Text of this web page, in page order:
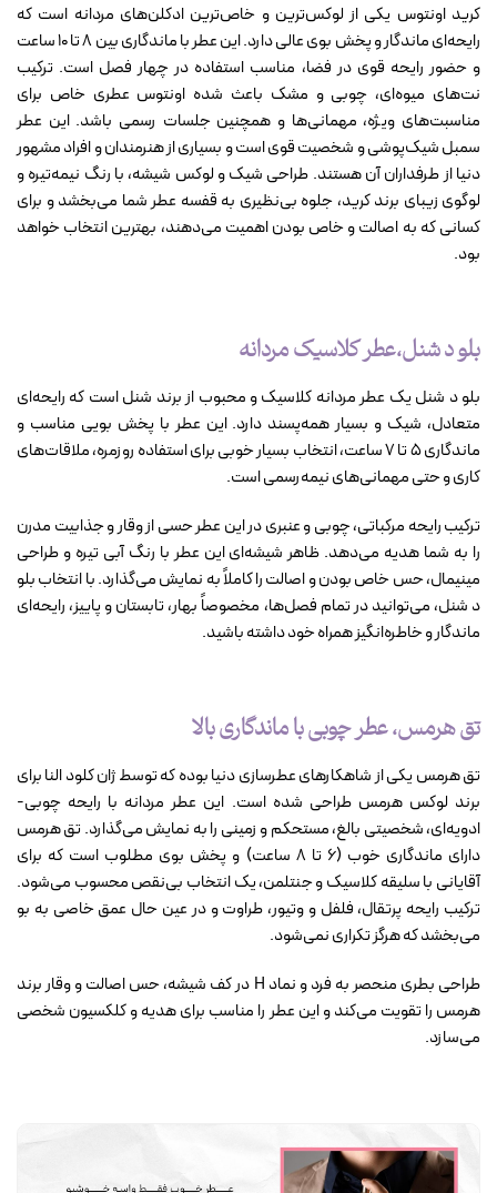
کرید اونتوس یکی از لوکس‌ترین و خاص‌ترین ادکلن‌های مردانه است که
رایحه‌ای ماندگار و پخش بوی عالی دارد. این عطر با ماندگاری بین ۸ تا ۱۰ ساعت
و حضور رایحه قوی در فضا، مناسب استفاده در چهار فصل است. ترکیب
نت‌های میوه‌ای، چوبی و مشک باعث شده اونتوس عطری خاص برای
مناسبت‌های ویژه، مهمانی‌ها و همچنین جلسات رسمی باشد. این عطر
سمبل شیک‌پوشی و شخصیت قوی است و بسیاری از هنرمندان و افراد مشهور
دنیا از طرفداران آن هستند. طراحی شیک و لوکس شیشه، با رنگ نیمه‌تیره و
لوگوی زیبای برند کرید، جلوه بی‌نظیری به قفسه عطر شما می‌بخشد و برای
کسانی که به اصالت و خاص بودن اهمیت می‌دهند، بهترین انتخاب خواهد
بود.
بلو د شنل،عطر کلاسیک مردانه
بلو د شنل یک عطر مردانه کلاسیک و محبوب از برند شنل است که رایحه‌ای
متعادل، شیک و بسیار همه‌پسند دارد. این عطر با پخش بویی مناسب و
ماندگاری ۵ تا ۷ ساعت، انتخاب بسیار خوبی برای استفاده روزمره، ملاقات‌های
کاری و حتی مهمانی‌های نیمه‌رسمی است.
ترکیب رایحه مرکباتی، چوبی و عنبری در این عطر حسی از وقار و جذابیت مدرن
را به شما هدیه می‌دهد. ظاهر شیشه‌ای این عطر با رنگ آبی تیره و طراحی
مینیمال، حس خاص بودن و اصالت را کاملاً به نمایش می‌گذارد. با انتخاب بلو
د شنل، می‌توانید در تمام فصل‌ها، مخصوصاً بهار، تابستان و پاییز، رایحه‌ای
ماندگار و خاطره‌انگیز همراه خود داشته باشید.
تق هرمس، عطر چوبی با ماندگاری بالا
تق هرمس یکی از شاهکارهای عطرسازی دنیا بوده که توسط ژان کلود النا برای
برند لوکس هرمس طراحی شده است. این عطر مردانه با رایحه چوبی-
ادویه‌ای، شخصیتی بالغ، مستحکم و زمینی را به نمایش می‌گذارد. تق هرمس
دارای ماندگاری خوب (۶ تا ۸ ساعت) و پخش بوی مطلوب است که برای
آقایانی با سلیقه کلاسیک و جنتلمن، یک انتخاب بی‌نقص محسوب می‌شود.
ترکیب رایحه پرتقال، فلفل و وتیور، طراوت و در عین حال عمق خاصی به بو
می‌بخشد که هرگز تکراری نمی‌شود.
طراحی بطری منحصر به فرد و نماد H در کف شیشه، حس اصالت و وقار برند
هرمس را تقویت می‌کند و این عطر را مناسب برای هدیه و کلکسیون شخصی
می‌سازد.